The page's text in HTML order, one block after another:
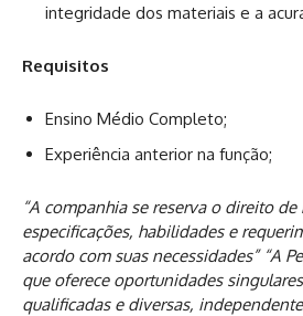
integridade dos materiais e a
Requisitos
Ensino Médio Completo;
Experiência anterior na função;
“A companhia se reserva o direito
especificações, habilidades e
acordo com suas necessidades” “A
que oferece oportunidades
qualificadas e diversas,